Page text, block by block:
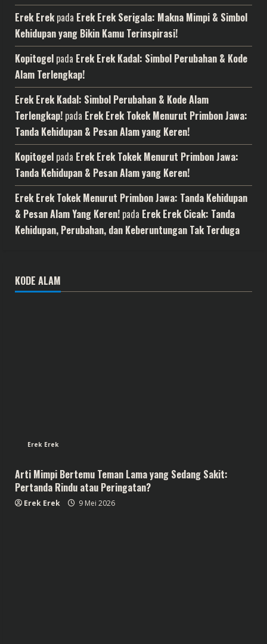
Erek Erekpada Erek Erek Serigala: Makna Mimpi & Simbol
Kehidupan yang Bikin Kamu Terinspirasi!
Kopitogel pada Erek Erek Kadal: Simbol Perubahan & Kode
Alam Terlengkap!
Erek Erek Kadal: Simbol Perubahan & Kode Alam
Terlengkap! pada Erek Erek Tokek Menurut Primbon Jawa:
Tanda Kehidupan & Pesan Alam yang Keren!
Kopitogel pada Erek Erek Tokek Menurut Primbon Jawa:
Tanda Kehidupan & Pesan Alam yang Keren!
Erek Erek Tokek Menurut Primbon Jawa: Tanda Kehidupan
& Pesan Alam Yang Keren! pada Erek Erek Cicak: Tanda
Kehidupan, Perubahan, dan Keberuntungan Tak Terduga
KODE ALAM
Erek Erek
Arti Mimpi Bertemu Teman Lama yang Sedang Sakit:
Pertanda Rindu atau Peringatan?
Erek Erek 9 Mei 2026